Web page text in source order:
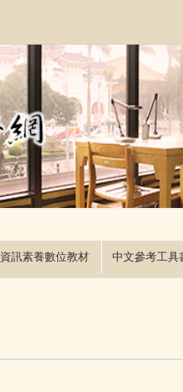
資訊素養數位教材 中文參考工具